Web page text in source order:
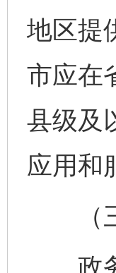
地区提
市应在
县级及
应用和
（三
政务